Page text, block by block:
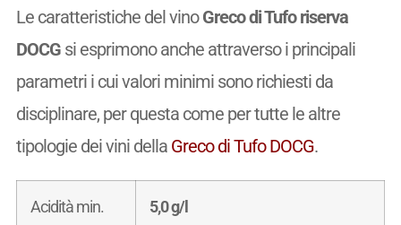
Le caratteristiche del vinoGreco di Tufo riserva
DOCGsi esprimono anche attraverso i principali
parametri i cui valori minimi sono richiesti da
disciplinare, per questa come per tutte le altre
tipologie dei vini della Greco di Tufo DOCG.
Acidità min. 5,0 g/l